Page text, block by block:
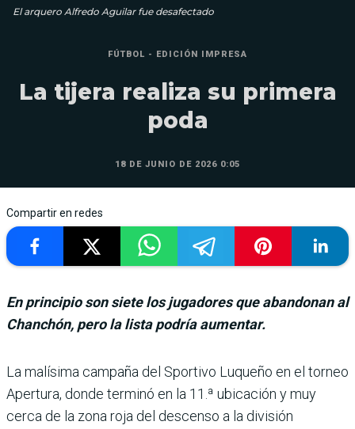
El arquero Alfredo Aguilar fue desafectado
FÚTBOL - EDICIÓN IMPRESA
La tijera realiza su primera
poda
18 DE JUNIO DE 2026 0:05
Compartir en redes
En principio son siete los jugadores que abandonan al
Chanchón, pero la lista podría aumentar.
La malísima campaña del Sportivo Luqueño en el tor­neo
Apertura, donde ter­minó en la 11.ª ubicación y muy
cerca de la zona roja del descenso a la división